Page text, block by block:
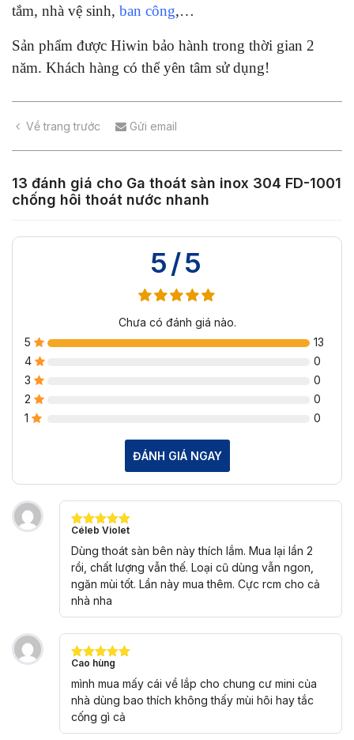
tắm, nhà vệ sinh, ban công,…
Sản phẩm được Hiwin bảo hành trong thời gian 2
năm. Khách hàng có thể yên tâm sử dụng!
Về trang trước Gửi email
13 đánh giá cho Ga thoát sàn inox 304 FD-1001
chống hôi thoát nước nhanh
5/5
Chưa có đánh giá nào.
5
13
4
0
3
0
2
0
1
0
ĐÁNH GIÁ NGAY
Được xếp
hạng
55
sao
Céleb Violet
Dùng thoát sàn bên này thích lắm. Mua lại lần 2
rồi, chất lượng vẫn thế. Loại cũ dùng vẫn ngon,
ngăn mùi tốt. Lần này mua thêm. Cực rcm cho cả
nhà nha
Được xếp
hạng
sao
Cao hùng
mình mua mấy cái về lắp cho chung cư mini của
nhà dùng bao thích không thấy mùi hôi hay tắc
cống gì cả